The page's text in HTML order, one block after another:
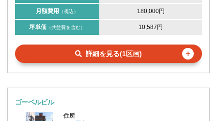
月額費用 （税込） 180,000円
坪単価 （共益費を含む） 10,587円
詳細を見る(1区画) ＋
ゴーベルビル
住所